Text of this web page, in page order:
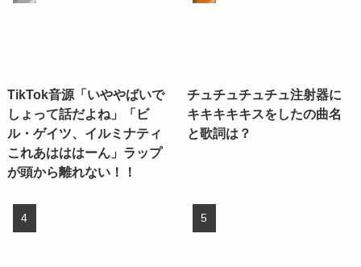
TikTok音源「いややばいで
しょって話だよね」「ビ
ル・ゲイツ、イルミナティ
これあはははーん」ラップ
が頭から離れない！！
チュチュチュチュ注射器に
キキキキキスをしたの曲名
と歌詞は？